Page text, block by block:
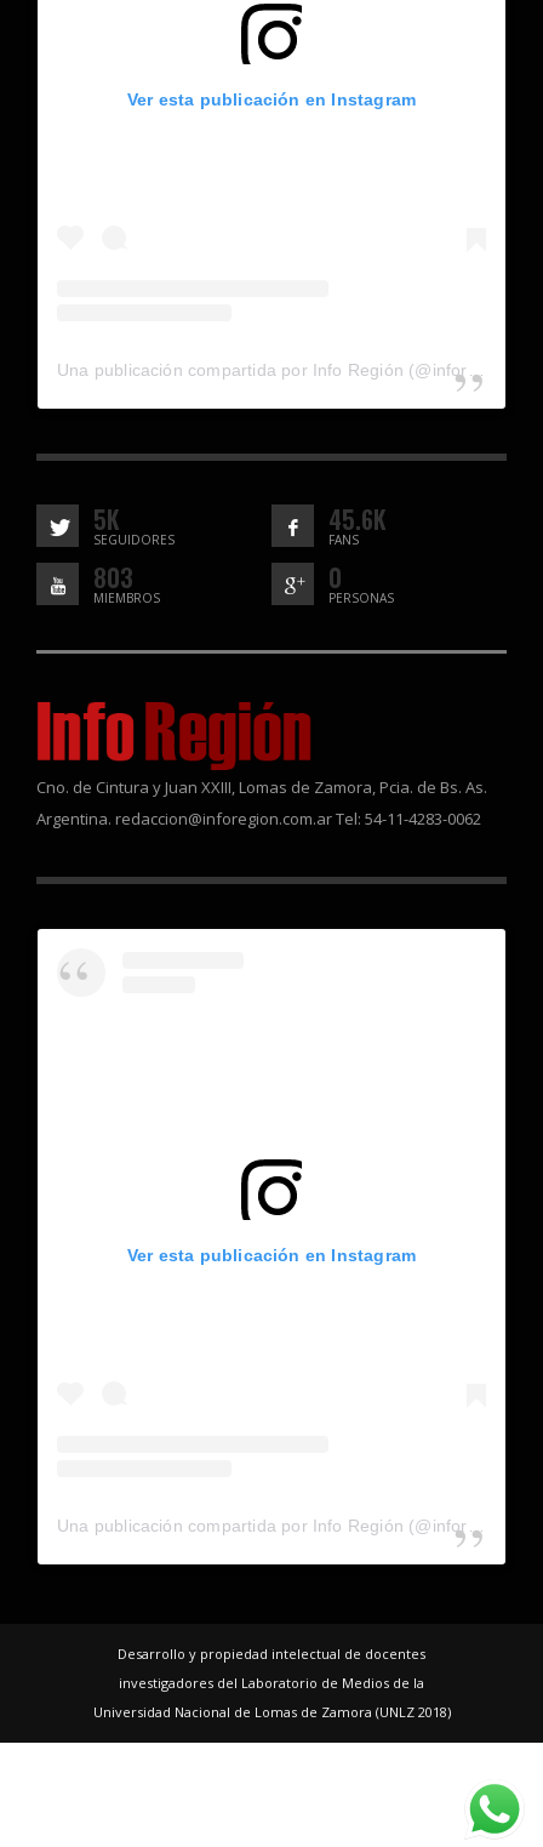
Ver esta publicación en Instagram
5K
SEGUIDORES
45.6K
FANS
803
MIEMBROS
0
PERSONAS
Cno. de Cintura y Juan XXIII, Lomas de Zamora, Pcia. de Bs. As.
Argentina. redaccion@inforegion.com.ar Tel: 54-11-4283-0062
Ver esta publicación en Instagram
Desarrollo y propiedad intelectual de docentes
investigadores del Laboratorio de Medios de la
Universidad Nacional de Lomas de Zamora (UNLZ 2018)